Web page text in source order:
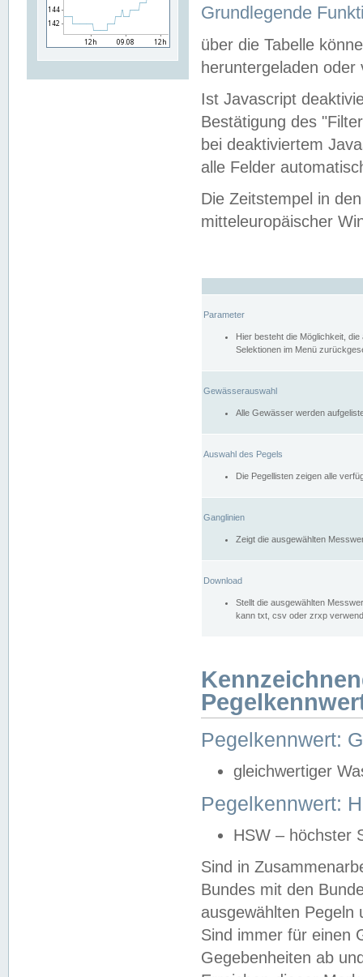
Grundlegende
über die Tabelle
heruntergeladen oder
Ist Javascript
Bestätigung des
bei deaktiviertem
alle Felder
Die Zeitstempel in
mitteleuropäischer
Parameter
Hier besteht die Möglichkeit,
Selektionen im Menü
Gewässerauswahl
Alle Gewässer werden
Auswahl des Pegels
Die Pegellisten zeigen alle
Ganglinien
Zeigt die ausgewählten
Download
Stellt die ausgewählten
kann txt, csv oder zrxp
Pegelkennwert:
gleichwertiger
Pegelkennwert:
HSW – höchster
Sind in
Bundes mit den
ausgewählten
Sind immer für einen
Gegebenheiten ab